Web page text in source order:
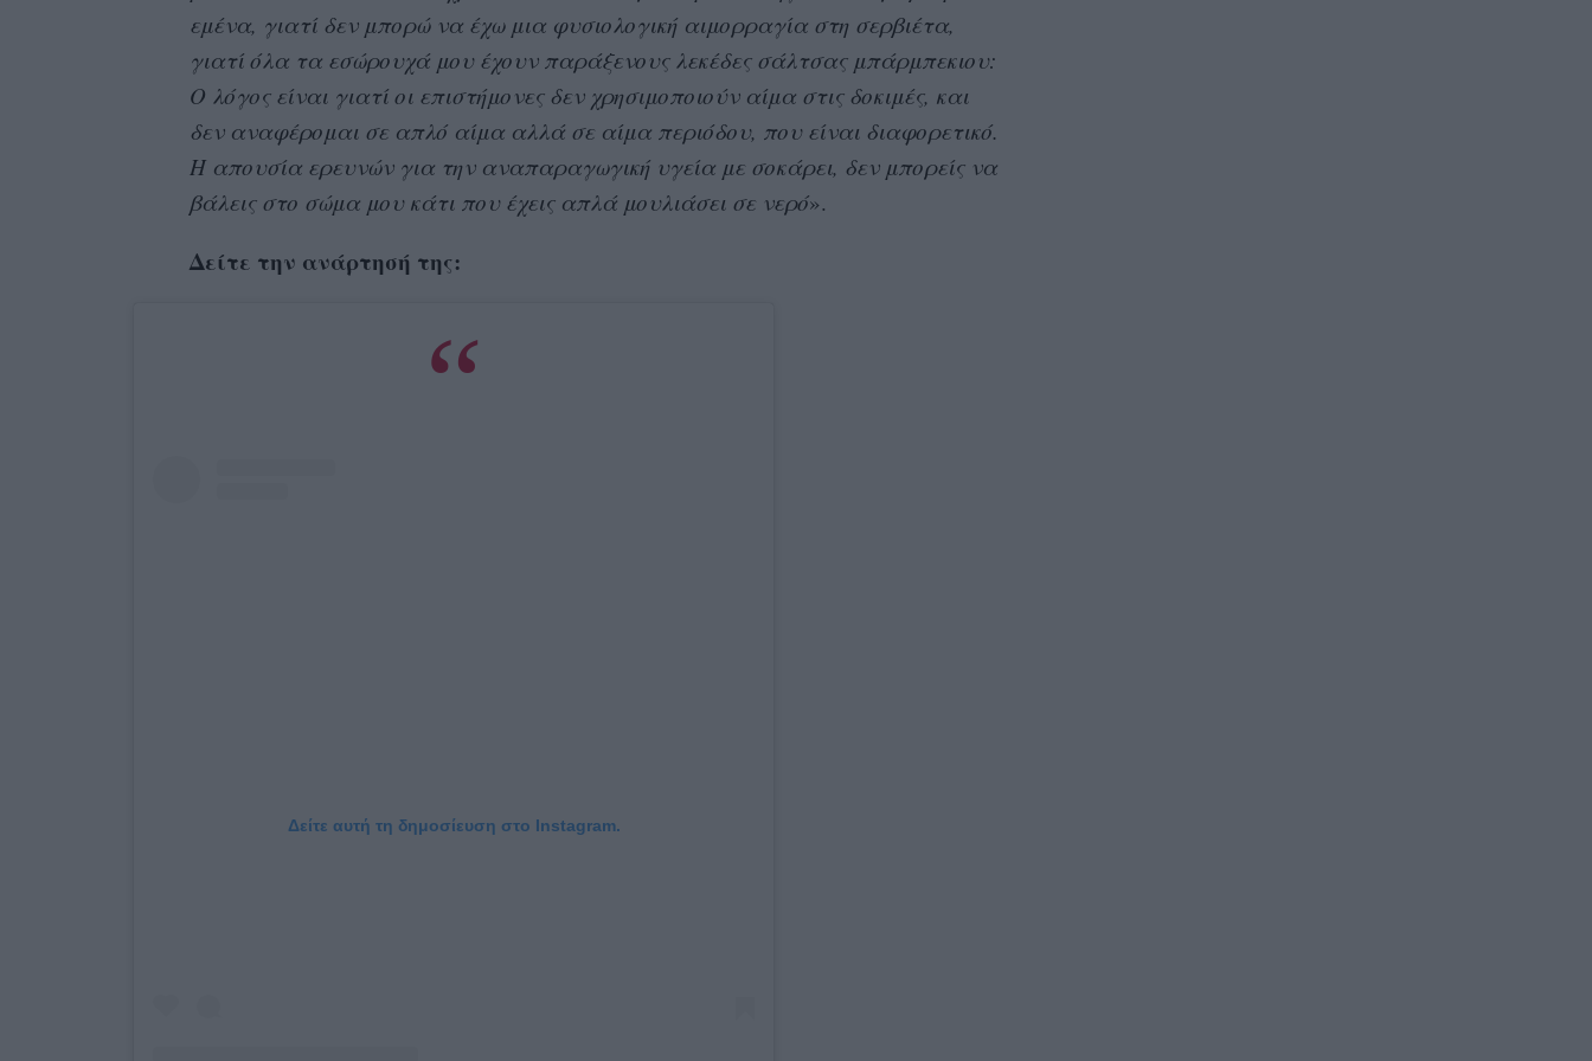
εμένα, γιατί δεν μπορώ να έχω μια φυσιολογική αιμορραγία στη σερβιέτα,
γιατί όλα τα εσώρουχά μου έχουν παράξενους λεκέδες σάλτσας μπάρμπεκιου:
Ο λόγος είναι γιατί οι επιστήμονες δεν χρησιμοποιούν αίμα στις δοκιμές, και
δεν αναφέρομαι σε απλό αίμα αλλά σε αίμα περιόδου, που είναι διαφορετικό.
Η απουσία ερευνών για την αναπαραγωγική υγεία με σοκάρει, δεν μπορείς να
βάλεις στο σώμα μου κάτι που έχεις απλά μουλιάσει σε νερό».
Δείτε την ανάρτησή της:
Δείτε αυτή τη δημοσίευση στο Instagram.